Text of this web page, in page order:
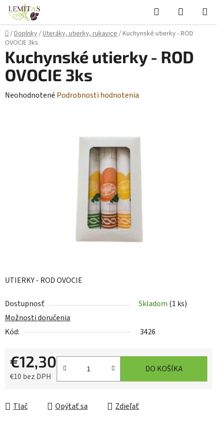
Prejsť
obsah
Hľadať
KOŠÍK
Domov
/Doplnky/Uteráky, utierky, rukavice/Kuchynské utierky - ROD
OVOCIE 3ks
UTIERKY - ROD OVOCIE
Dostupnosť Skladom (1 ks)
Možnosti doručenia
Kód:
3426
€12,30
€10 bez DPH
DO KOŠÍKA
Tlač Opýtať sa Zdieľať
Kuchynské utierky - ROD
OVOCIE 3ks
Priemerné
Neohodnotené Podrobnosti hodnotenia